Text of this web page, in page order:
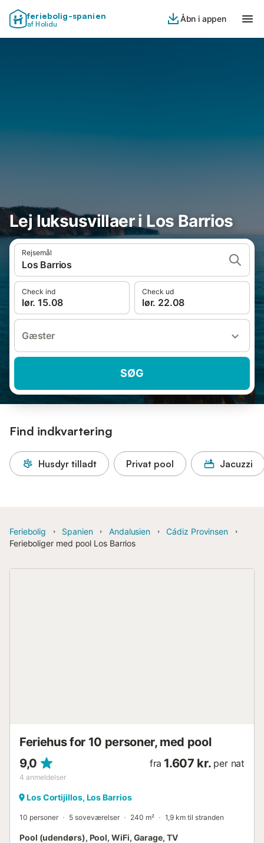
feriebolig-spanien
af Holidu
Åbn i appen
Lej luksusvillaer i Los Barrios
Rejsemål
Los Barrios
Check ind
lør. 15.08
Check ud
lør. 22.08
Gæster
SØG
Find indkvartering
Husdyr tilladt Privat pool Jacuzzi
Feriebolig Spanien Andalusien
Cádiz Provinsen
Ferieboliger med pool Los Barrios
Feriehus for 10 personer, med pool
9,0
4 anmeldelser
fra 1.607 kr. per nat
Los Cortijillos, Los Barrios
10 personer 5 soveværelser 240 m² 1,9 km til stranden
Pool (udendørs), Pool, WiFi, Garage, TV